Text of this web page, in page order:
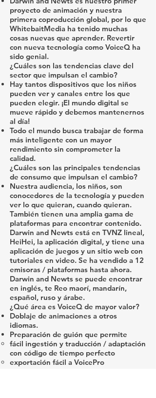
proyecto de animación y nuestra
primera coproducción global, por lo que
WhitebaitMedia ha tenido muchas
cosas nuevas que aprender. Revertir
con nueva tecnología como VoiceQ ha
sido genial.
¿Cuáles son las tendencias clave del
sector que impulsan el cambio?
Hay tantos dispositivos que los niños
pueden ver y canales entre los que
pueden elegir. ¡El mundo digital se
mueve rápido y debemos mantenernos
al día!
Todo el mundo busca trabajar de forma
más inteligente con un mayor
rendimiento sin comprometer la
calidad.
¿Cuáles son las principales tendencias
de consumo que impulsan el cambio?
Nuestra audiencia, los niños, son
conocedores de la tecnología y pueden
ver lo que quieran, cuando quieran.
También tienen una amplia gama de
plataformas para encontrar contenido.
Darwin and Newts está en TVNZ lineal,
HeiHei, la aplicación digital, y tiene una
aplicación de juegos y un sitio web con
tutoriales en video. Se ha vendido a 12
emisoras / plataformas hasta ahora.
Darwin and Newts se puede encontrar
en inglés, te Reo maorí, mandarín,
español, ruso y árabe.
¿Qué área es VoiceQ de mayor valor?
Doblaje de animaciones a otros
idiomas.
Preparación de guión que permite
fácil ingestión y traducción / adaptación
con código de tiempo perfecto
exportación fácil a VoicePro